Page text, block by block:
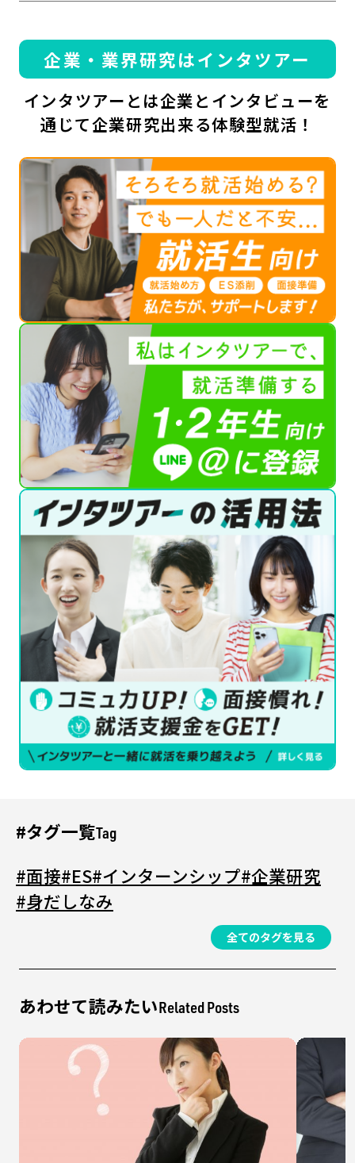
企業・業界研究はインタツアー
インタツアーとは企業とインタビューを
通じて企業研究出来る体験型就活！
Tag
#タグ一覧
#面接#ES#インターンシップ#企業研究
#身だしなみ
全てのタグを見る
Related Posts
あわせて読みたい